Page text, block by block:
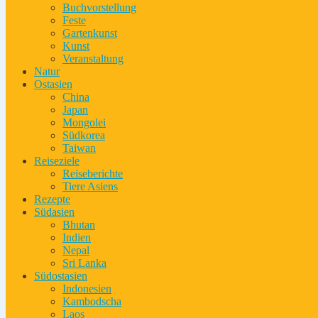
Buchvorstellung
Feste
Gartenkunst
Kunst
Veranstaltung
Natur
Ostasien
China
Japan
Mongolei
Südkorea
Taiwan
Reiseziele
Reiseberichte
Tiere Asiens
Rezepte
Südasien
Bhutan
Indien
Nepal
Sri Lanka
Südostasien
Indonesien
Kambodscha
Laos